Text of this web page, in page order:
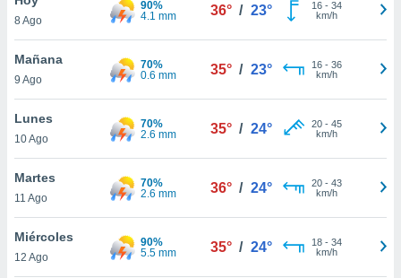
y
en
más
de
8 Ago
90%
4.1 mm
36° / 23° 16- 34
km/h
Mañana
9 Ago
70%
0.6 mm
35° / 23° 16- 36
km/h
Lunes
10 Ago
70%
2.6 mm
35° / 24° 20- 45
km/h
Martes
11 Ago
70%
2.6 mm
36° / 24° 20- 43
km/h
Miércoles
12 Ago
90%
5.5 mm
35° / 24° 18- 34
km/h